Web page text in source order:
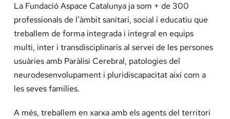
La Fundació Aspace Catalunya ja som + de 300
professionals de l’àmbit sanitari, social i educatiu que
treballem de forma integrada i integral en equips
multi, inter i transdisciplinaris al servei de les persones
usuàries amb Paràlisi Cerebral, patologies del
neurodesenvolupament i pluridiscapacitat així com a
les seves famílies.
A més, treballem en xarxa amb els agents del territori